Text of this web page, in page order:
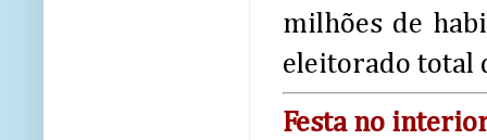
milhões de
eleitorado total
Festa no